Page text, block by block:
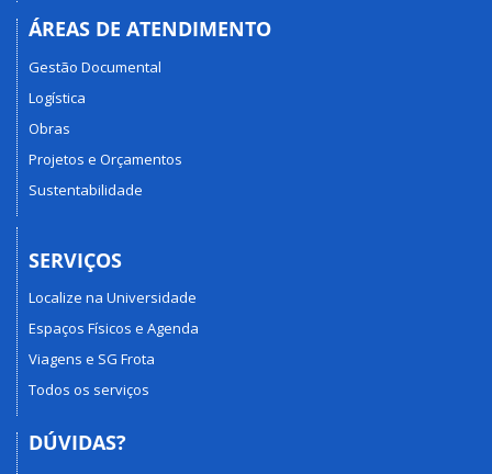
ÁREAS DE ATENDIMENTO
Gestão Documental
Logística
Obras
Projetos e Orçamentos
Sustentabilidade
SERVIÇOS
Localize na Universidade
Espaços Físicos e Agenda
Viagens e SG Frota
Todos os serviços
DÚVIDAS?